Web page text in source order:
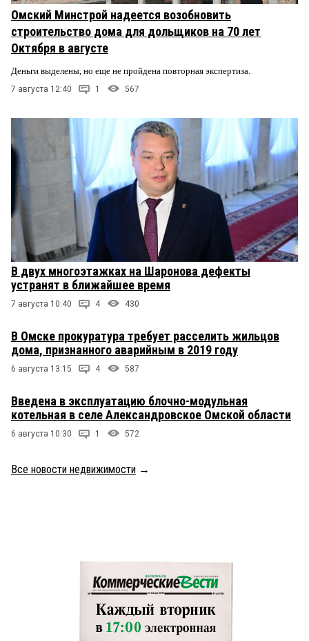
Омский Минстрой надеется возобновить
строительство дома для дольщиков на 70 лет
Октября в августе
Деньги выделены, но еще не пройдена повторная экспертиза.
7 августа 12:40 1 567
В двух многоэтажках на Шаронова дефекты
устранят в ближайшее время
7 августа 10:40 4 430
В Омске прокуратура требует расселить жильцов
дома, признанного аварийным в 2019 году
6 августа 13:15 4 587
Введена в эксплуатацию блочно-модульная
котельная в селе Александровское Омской области
6 августа 10:30 1 572
Все новости недвижимости →